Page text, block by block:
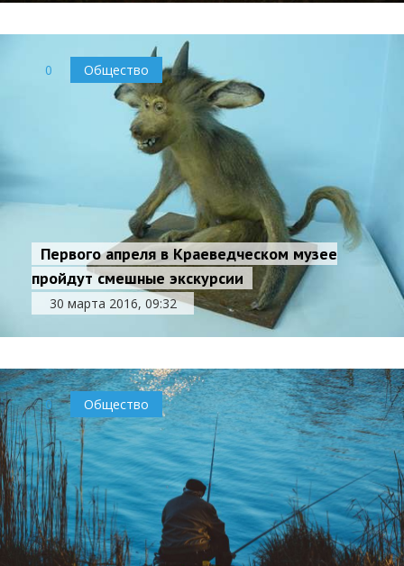
0 Общество
Первого апреля в Краеведческом музее
пройдут смешные экскурсии
30 марта 2016, 09:32
0 Общество